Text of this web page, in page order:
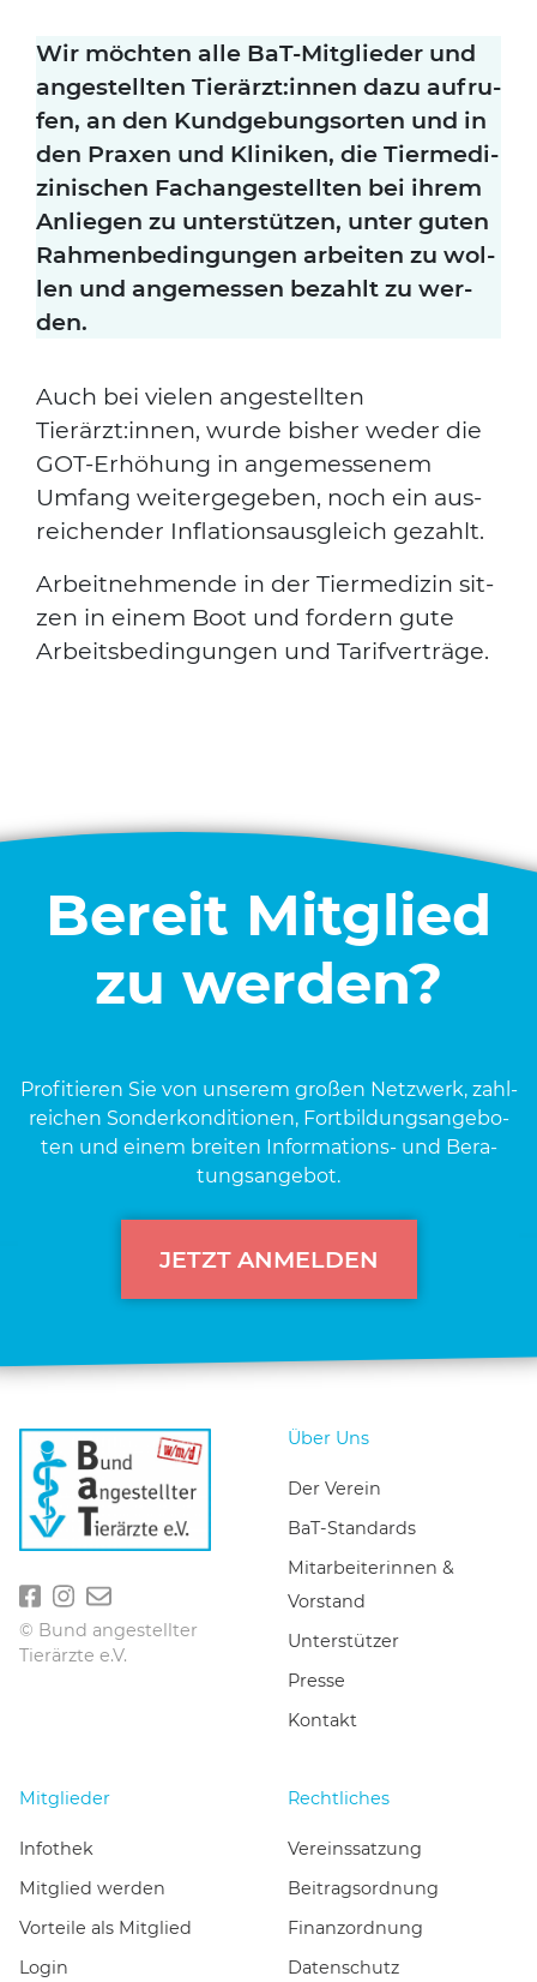
Wir möch­ten alle BaT-Mit­glie­der und
ange­stell­ten Tierärzt:innen dazu auf­ru­
fen, an den Kund­ge­bungs­or­ten und in
den Pra­xen und Kli­ni­ken, die Tier­me­di­
zi­ni­schen Fach­an­ge­stell­ten bei ihrem
Anlie­gen zu unter­stüt­zen, unter guten
Rah­men­be­din­gun­gen arbei­ten zu wol­
len und ange­mes­sen bezahlt zu wer­
den.
Auch bei vie­len ange­stell­ten
Tierärzt:innen, wur­de bis­her weder die
GOT-Erhö­hung in ange­mes­se­nem
Umfang wei­ter­ge­ge­ben, noch ein aus­
rei­chen­der Infla­ti­ons­aus­gleich gezahlt.
Arbeit­neh­men­de in der Tier­me­di­zin sit­
zen in einem Boot und for­dern gute
Arbeits­be­din­gun­gen und Tarif­ver­trä­ge.
Bereit Mitglied
zu werden?
Pro­fi­tie­ren Sie von unse­rem gro­ßen Netz­werk, zahl­
rei­chen Son­der­kon­di­tio­nen, Fort­bil­dungs­an­ge­bo­
ten und einem brei­ten Infor­ma­ti­ons- und Bera­
tungs­an­ge­bot.
JETZT ANMELDEN
© Bund angestellter
Tierärzte e.V.
Über Uns
Der Verein
BaT-Standards
Mitarbeiterinnen &
Vorstand
Unterstützer
Presse
Kontakt
Mitglieder
Infothek
Mitglied werden
Vorteile als Mitglied
Login
Rechtliches
Vereinssatzung
Beitragsordnung
Finanzordnung
Datenschutz